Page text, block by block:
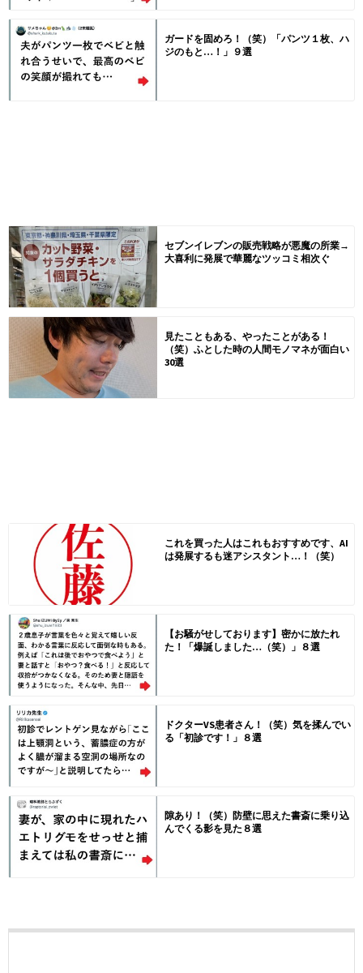
ガードを固めろ！（笑）「パンツ１枚、ハ
ジのもと…！」９選
セブンイレブンの販売戦略が悪魔の所業→
大喜利に発展で華麗なツッコミ相次ぐ
見たこともある、やったことがある！
（笑）ふとした時の人間モノマネが面白い
30選
これを買った人はこれもおすすめです、AI
は発展するも迷アシスタント…！（笑）
【お騒がせしております】密かに放たれ
た！「爆誕しました…（笑）」８選
ドクターVS患者さん！（笑）気を揉んでい
る「初診です！」８選
隙あり！（笑）防壁に思えた書斎に乗り込
んでくる影を見た８選